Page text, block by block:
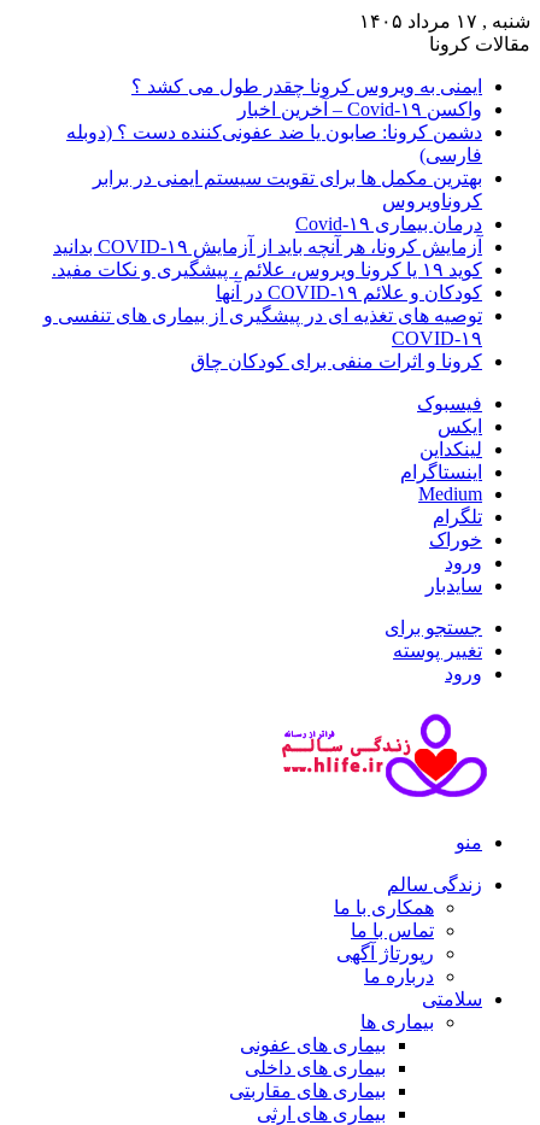
شنبه , ۱۷ مرداد ۱۴۰۵
مقالات کرونا
ایمنی به ویروس کرونا چقدر طول می کشد ؟
واکسن Covid-۱۹ – آخرین اخبار
دشمن کرونا: صابون یا ضد عفونی‌کننده دست ؟ (دوبله
فارسی)
بهترین مکمل ها برای تقویت سیستم ایمنی در برابر
کروناویروس
درمان بیماری Covid-۱۹
آزمایش کرونا، هر آنچه باید از آزمایش COVID-۱۹ بدانید
کوید ۱۹ یا کرونا ویروس، علائم ، پیشگیری و نکات مفید.
کودکان و علائم COVID-۱۹ در آنها
توصیه های تغذیه ای در پیشگیری از بیماری های تنفسی و
COVID-۱۹
کرونا و اثرات منفی برای کودکان چاق
فیسبوک
ایکس
لینکداین
اینستاگرام
Medium
تلگرام
خوراک
ورود
سایدبار
جستجو برای
تغییر پوسته
ورود
منو
زندگی سالم
همکاری با ما
تماس با ما
رپورتاژ آگهی
درباره ما
سلامتی
بیماری ها
بیماری های عفونی
بیماری های داخلی
بیماری های مقاربتی
بیماری های ارثی